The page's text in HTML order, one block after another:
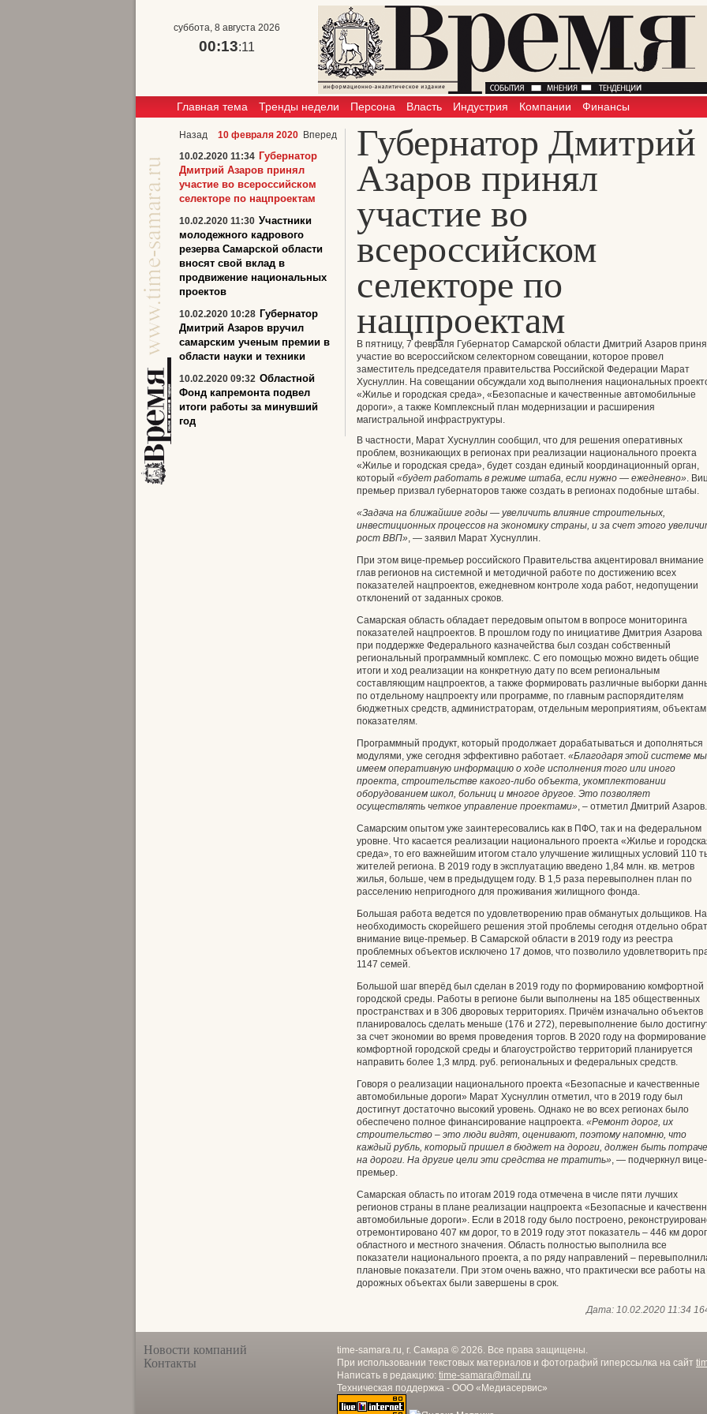
суббота, 8 августа 2026
00:13:11
Главная тема Тренды недели Персона Власть Индустрия Компании Финансы
Губернатор Дмитрий
Азаров принял
участие во
всероссийском
селекторе по
нацпроектам
В пятницу, 7 февраля Губернатор Самарской области Дмитрий Азаров
участие во всероссийском селекторном совещании, которое провел
заместитель председателя правительства Российской Федерации Марат
Хуснуллин. На совещании обсуждали ход выполнения национальных
«Жилье и городская среда», «Безопасные и качественные автомобильные
дороги», а также Комплексный план модернизации и расширения
магистральной инфраструктуры.
В частности, Марат Хуснуллин сообщил, что для решения оперативных
проблем, возникающих в регионах при реализации национального проекта
«Жилье и городская среда», будет создан единый координационный орган,
который «будет работать в режиме штаба, если нужно — ежедневно».
премьер призвал губернаторов также создать в регионах подобные штабы.
«Задача на ближайшие годы — увеличить влияние строительных,
инвестиционных процессов на экономику страны, и за счет этого
рост ВВП», — заявил Марат Хуснуллин.
При этом вице-премьер российского Правительства акцентировал внимание
глав регионов на системной и методичной работе по достижению всех
показателей нацпроектов, ежедневном контроле хода работ, недопущении
отклонений от заданных сроков.
Самарская область обладает передовым опытом в вопросе мониторинга
показателей нацпроектов. В прошлом году по инициативе Дмитрия Азарова
при поддержке Федерального казначейства был создан собственный
региональный программный комплекс. С его помощью можно видеть общие
итоги и ход реализации на конкретную дату по всем региональным
составляющим нацпроектов, а также формировать различные выборки
по отдельному нацпроекту или программе, по главным распорядителям
бюджетных средств, администраторам, отдельным мероприятиям, объектам
показателям.
Программный продукт, который продолжает дорабатываться и дополняться
модулями, уже сегодня эффективно работает. «Благодаря этой системе мы
имеем оперативную информацию о ходе исполнения того или иного
проекта, строительстве какого-либо объекта, укомплектовании
оборудованием школ, больниц и многое другое. Это позволяет
осуществлять четкое управление проектами», – отметил Дмитрий Азаров.
Самарским опытом уже заинтересовались как в ПФО, так и на федеральном
уровне. Что касается реализации национального проекта «Жилье и
среда», то его важнейшим итогом стало улучшение жилищных условий 110
жителей региона. В 2019 году в эксплуатацию введено 1,84 млн. кв. метров
жилья, больше, чем в предыдущем году. В 1,5 раза перевыполнен план по
расселению непригодного для проживания жилищного фонда.
Большая работа ведется по удовлетворению прав обманутых дольщиков. На
необходимость скорейшего решения этой проблемы сегодня отдельно
внимание вице-премьер. В Самарской области в 2019 году из реестра
проблемных объектов исключено 17 домов, что позволило удовлетворить
1147 семей.
Большой шаг вперёд был сделан в 2019 году по формированию комфортной
городской среды. Работы в регионе были выполнены на 185 общественных
пространствах и в 306 дворовых территориях. Причём изначально объектов
планировалось сделать меньше (176 и 272), перевыполнение было
за счет экономии во время проведения торгов. В 2020 году на формирование
комфортной городской среды и благоустройство территорий планируется
направить более 1,3 млрд. руб. региональных и федеральных средств.
Говоря о реализации национального проекта «Безопасные и качественные
автомобильные дороги» Марат Хуснуллин отметил, что в 2019 году был
достигнут достаточно высокий уровень. Однако не во всех регионах было
обеспечено полное финансирование нацпроекта. «Ремонт дорог, их
строительство – это люди видят, оценивают, поэтому напомню, что
каждый рубль, который пришел в бюджет на дороги, должен быть
на дороги. На другие цели эти средства не тратить», — подчеркнул вице-
премьер.
Самарская область по итогам 2019 года отмечена в числе пяти лучших
регионов страны в плане реализации нацпроекта «Безопасные и
автомобильные дороги». Если в 2018 году было построено,
отремонтировано 407 км дорог, то в 2019 году этот показатель – 446 км дорог
областного и местного значения. Область полностью выполнила все
показатели национального проекта, а по ряду направлений –
плановые показатели. При этом очень важно, что практически все работы на
дорожных объектах были завершены в срок.
Дата: 10.02.2020 11:34
Назад 10 февраля 2020 Вперед
10.02.2020 11:34 Губернатор
Дмитрий Азаров принял
участие во всероссийском
селекторе по нацпроектам
10.02.2020 11:30 Участники
молодежного кадрового
резерва Самарской области
вносят свой вклад в
продвижение национальных
проектов
10.02.2020 10:28 Губернатор
Дмитрий Азаров вручил
самарским ученым премии в
области науки и техники
10.02.2020 09:32 Областной
Фонд капремонта подвел
итоги работы за минувший
год
Новости компаний
Контакты
time-samara.ru, г. Самара © 2026. Все права защищены.
При использовании текстовых материалов и фотографий гиперссылка на сайт
Написать в редакцию: time-samara@mail.ru
Техническая поддержка - ООО «Медиасервис»